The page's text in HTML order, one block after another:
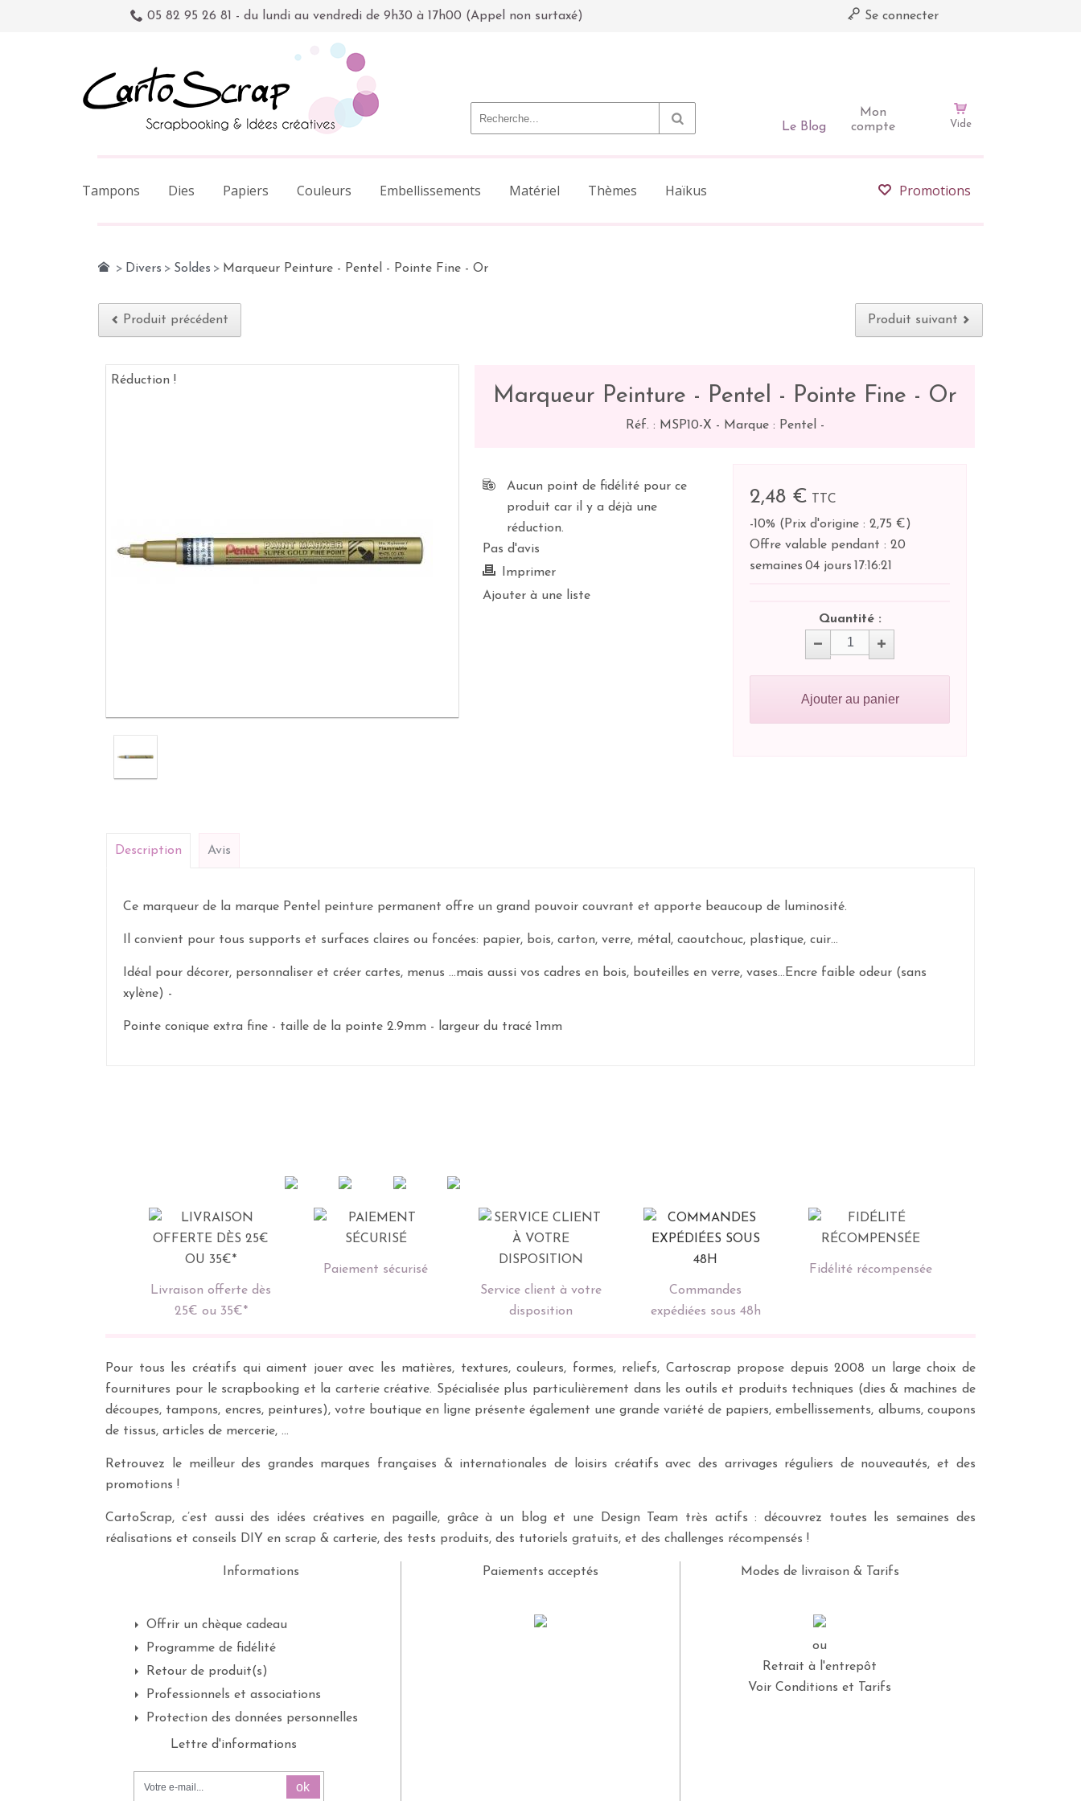
05 82 95 26 81 - du lundi au vendredi de 9h30 à 17h00 (Appel non surtaxé) Se connecter
Mon
compte
Le Blog Vide
Tampons Dies Papiers Couleurs Embellissements Matériel Thèmes Promotions
Haïkus
> Divers > Soldes > Marqueur Peinture - Pentel - Pointe Fine - Or
Produit précédent Produit suivant
Réduction !
Marqueur Peinture - Pentel - Pointe Fine - Or
Réf. : MSP10-X - Marque : Pentel -
Aucun point de fidélité pour ce
produit car il y a déjà une
réduction.
Pas d'avis
Imprimer
Ajouter à une liste
2,48 €
TTC
-10% ( Prix d'origine : 2,75 €)
Offre valable pendant : 20
semaines 04 jours 17:16:20
Quantité :
Ajouter au panier
Description Avis
Ce marqueur de la marque Pentel peinture permanent offre un grand pouvoir couvrant et apporte beaucoup de luminosité.
Il convient pour tous supports et surfaces claires ou foncées: papier, bois, carton, verre, métal, caoutchouc, plastique, cuir…
Idéal pour décorer, personnaliser et créer cartes, menus …mais aussi vos cadres en bois, bouteilles en verre, vases…Encre faible odeur (sans
xylène) -
Pointe conique extra fine - taille de la pointe 2.9mm - largeur du tracé 1 mm
Livraison offerte dès
25€ ou 35€*
Paiement sécurisé
Service client à votre
disposition
Commandes
expédiées sous 48h
Fidélité récompensée
Pour tous les créatifs qui aiment jouer avec les matières, textures, couleurs, formes, reliefs, Cartoscrap propose depuis 2008 un large choix de
fournitures pour le scrapbooking et la carterie créative. Spécialisée plus particulièrement dans les outils et produits techniques (dies & machines de
découpes, tampons, encres, peintures), votre boutique en ligne présente également une grande variété de papiers, embellissements, albums, coupons
de tissus, articles de mercerie, …
Retrouvez le meilleur des grandes marques françaises & internationales de loisirs créatifs avec des arrivages réguliers de nouveautés, et des
promotions !
CartoScrap, c’est aussi des idées créatives en pagaille, grâce à un blog et une Design Team très actifs : découvrez toutes les semaines des
réalisations et conseils DIY en scrap & carterie, des tests produits, des tutoriels gratuits, et des challenges récompensés !
Informations
Offrir un chèque cadeau
Programme de fidélité
Retour de produit(s)
Professionnels et associations
Protection des données personnelles
Paiements acceptés Modes de livraison & Tarifs
ou
Retrait à l'entrepôt
Voir Conditions et Tarifs
Lettre d'informations
ok